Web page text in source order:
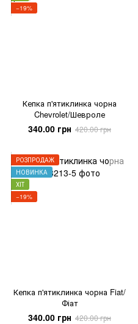
−19%
Кепка п'ятиклинка чорна
Chevrolet/Шевроле
340.00 грн 420.00 грн
РОЗПРОДАЖ
НОВИНКА
ХІТ
−19%
Кепка п'ятиклинка чорна Fiat/
Фіат
340.00 грн 420.00 грн